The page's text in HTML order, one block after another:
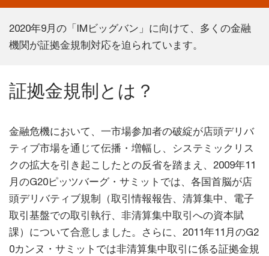
2020年9月の「IMビッグバン」に向けて、多くの金融
機関が証拠金規制対応を迫られています。
証拠金規制とは？
金融危機において、一市場参加者の破綻が店頭デリバ
ティブ市場を通じて伝播・増幅し、システミックリス
クの拡大を引き起こしたとの反省を踏まえ、2009年11
月のG20ピッツバーグ・サミットでは、各国首脳が店
頭デリバティブ規制（取引情報報告、清算集中、電子
取引基盤での取引執行、非清算集中取引への資本賦
課）について合意しました。さらに、2011年11月のG2
0カンヌ・サミットでは非清算集中取引に係る証拠金規